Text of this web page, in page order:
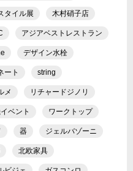
タイル展 木村硝子店
アジアベストレストラン
デザイン水栓
ート string
メ リチャードジノリ
ベント ワークトップ
器 ジェルバゾーニ
北欧家具